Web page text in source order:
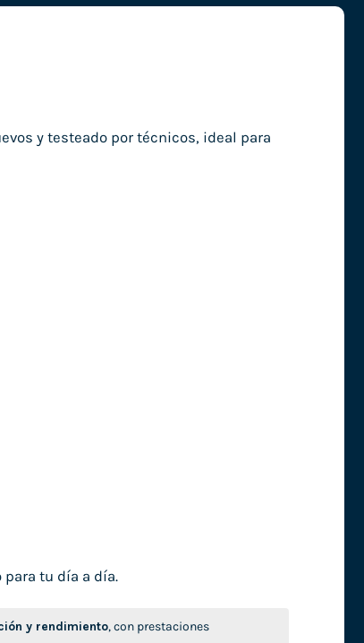
y testeado por técnicos, ideal para
tu día a día.
y rendimiento, con prestaciones